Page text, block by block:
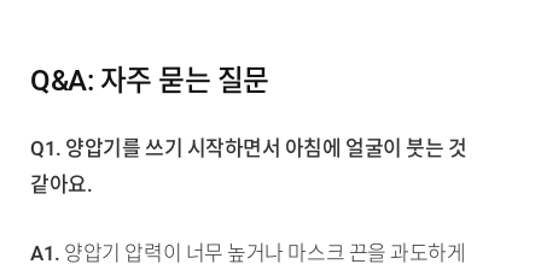
Q&A: 자주 묻는 질문
Q1. 양압기를 쓰기 시작하면서 아침에 얼굴이 붓는 것
같아요.
A1. 양압기 압력이 너무 높거나 마스크 끈을 과도하게